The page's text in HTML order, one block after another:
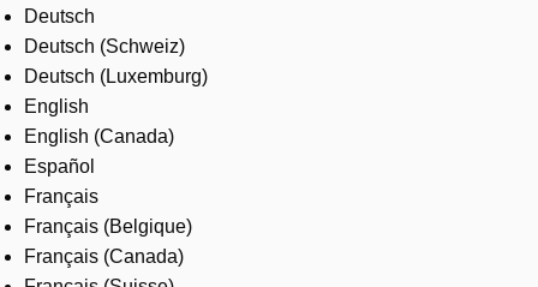
About us
Where to buy
Contact us
Careers
Deutsch
Deutsch (Schweiz)
Deutsch (Luxemburg)
English
English (Canada)
Español
Français
Français (Belgique)
Français (Canada)